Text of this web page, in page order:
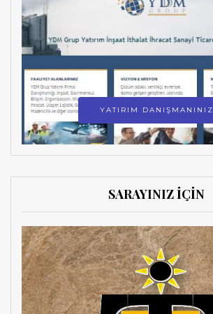
YATIRIM DANIŞMANINIZ
SARAYINIZ İÇİN